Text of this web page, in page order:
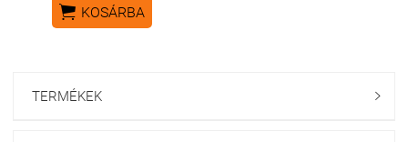
 KOSÁRBA
TERMÉKEK 